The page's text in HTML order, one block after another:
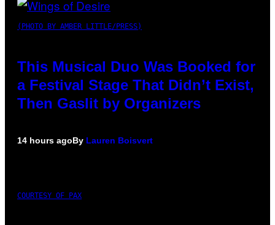
(PHOTO BY AMBER LITTLE/PRESS)
This Musical Duo Was Booked for
a Festival Stage That Didn’t Exist,
Then Gaslit by Organizers
14 hours agoBy Lauren Boisvert
COURTESY OF PAX